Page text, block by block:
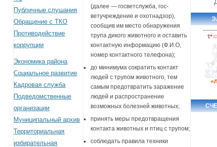
Публичные слушания
Обращение с ТКО
Противодействие
коррупции
Экономика района
Социальное развитие
Кадровая служба
Подведомственные
организации
Муниципальный архив
Территориальная
избирательная
(далее — госветслужба, гос-
ветучреждение и охотнадзор),
сообщив им место обнаружения
трупа дикого животного и оста­вить
контактную информацию (Ф.И.О,
номер контактного телефона);
до минимума сократить контакт
людей с трупом животного, тем
самым предотвратить заражение
людей и распространение
возможных болезней животных;
принять меры предотвращения
контакта животных и птиц с трупом;
соблюдать правила техники